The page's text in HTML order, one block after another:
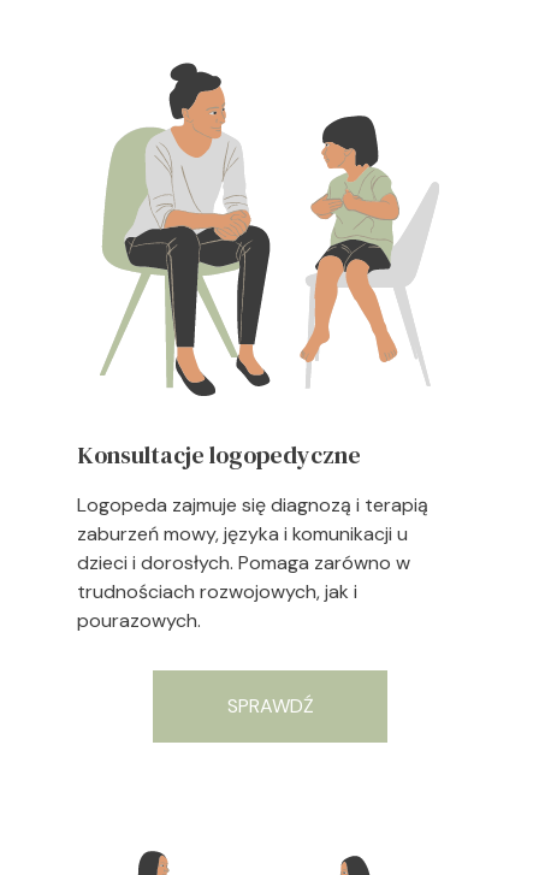
SPRAWDŹ
Logopeda zajmuje się diagnozą i terapią
zaburzeń mowy, języka i komunikacji u
dzieci i dorosłych. Pomaga zarówno w
trudnościach rozwojowych, jak i
pourazowych.
Konsultacje logopedyczne